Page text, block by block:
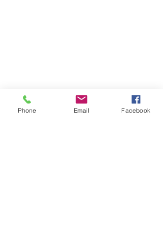
Phone Email Facebook